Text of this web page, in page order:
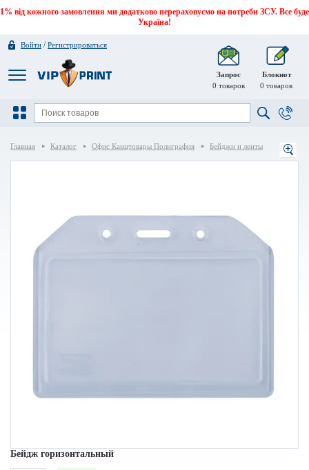
1% від кожного замовлення ми додатково перераховуємо на потреби ЗСУ. Все буде
Україна!
Войти /Регистрироваться
Запрос
0 товаров
Блокнот
0 товаров
Главная Каталог Офис Канцтовары Полиграфия Бейджи и ленты
Бейдж горизонтальный